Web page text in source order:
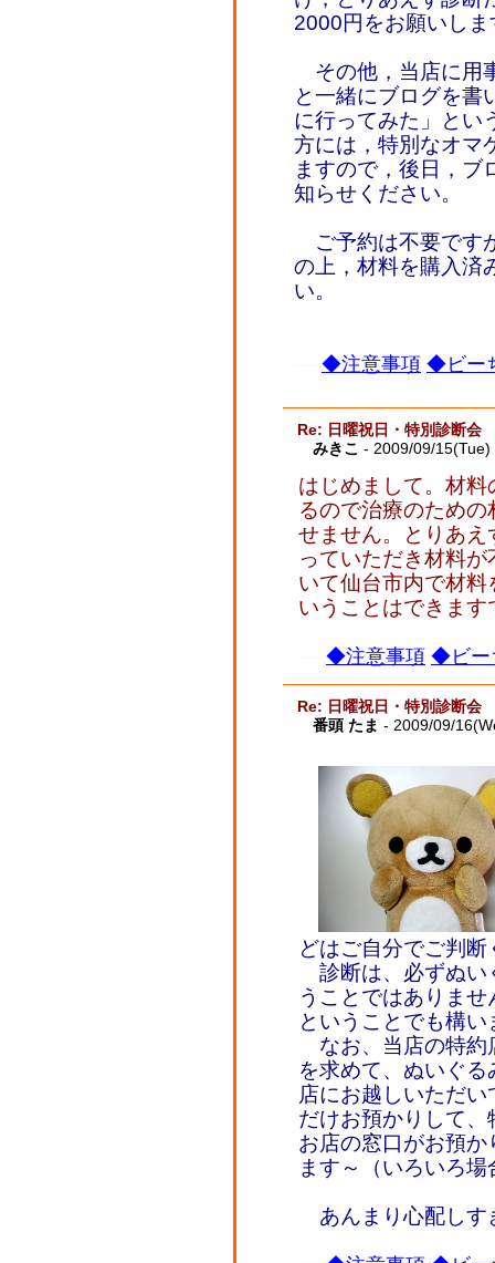
2000円をお願いしま
その他，当店に用
と一緒にブログを書
に行ってみた」とい
方には，特別なオマ
ますので，後日，ブ
知らせください。
ご予約は不要です
の上，材料を購入済
い。
◆注意事項 ◆ビー
Re: 日曜祝日・特別診断会
みきこ - 2009/09/
はじめまして。材
るので治療のため
せません。とりあ
っていただき材料
いて仙台市内で材
いうことはできま
◆注意事項 ◆ビー
Re: 日曜祝日・特別診断会
番頭 たま - 2009/09/
どはご自分でご判断
診断は、必ずぬい
うことではありま
ということでも構
なお、当店の特約
を求めて、ぬいぐ
店にお越しいただ
だけお預かりして
お店の窓口がお預
ます～（いろいろ
あんまり心配しす